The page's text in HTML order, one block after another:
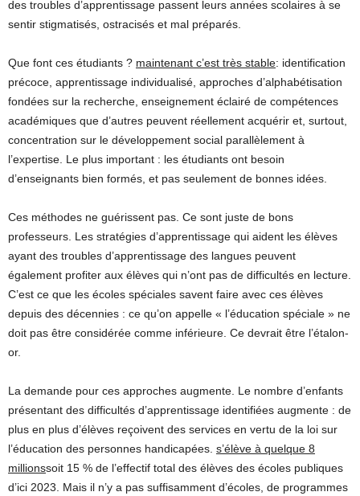
des troubles d’apprentissage passent leurs années scolaires à se
sentir stigmatisés, ostracisés et mal préparés.
Que font ces étudiants ? maintenant c’est très stable: identification
précoce, apprentissage individualisé, approches d’alphabétisation
fondées sur la recherche, enseignement éclairé de compétences
académiques que d’autres peuvent réellement acquérir et, surtout,
concentration sur le développement social parallèlement à
l’expertise. Le plus important : les étudiants ont besoin
d’enseignants bien formés, et pas seulement de bonnes idées.
Ces méthodes ne guérissent pas. Ce sont juste de bons
professeurs. Les stratégies d’apprentissage qui aident les élèves
ayant des troubles d’apprentissage des langues peuvent
également profiter aux élèves qui n’ont pas de difficultés en lecture.
C’est ce que les écoles spéciales savent faire avec ces élèves
depuis des décennies : ce qu’on appelle « l’éducation spéciale » ne
doit pas être considérée comme inférieure. Ce devrait être l’étalon-
or.
La demande pour ces approches augmente. Le nombre d’enfants
présentant des difficultés d’apprentissage identifiées augmente : de
plus en plus d’élèves reçoivent des services en vertu de la loi sur
l’éducation des personnes handicapées. s’élève à quelque 8
millionssoit 15 % de l’effectif total des élèves des écoles publiques
d’ici 2023. Mais il n’y a pas suffisamment d’écoles, de programmes